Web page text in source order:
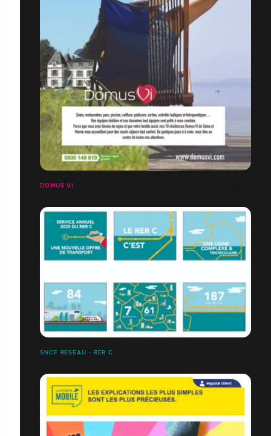
DOMUS VI
SNCF RÉSEAU - RER C